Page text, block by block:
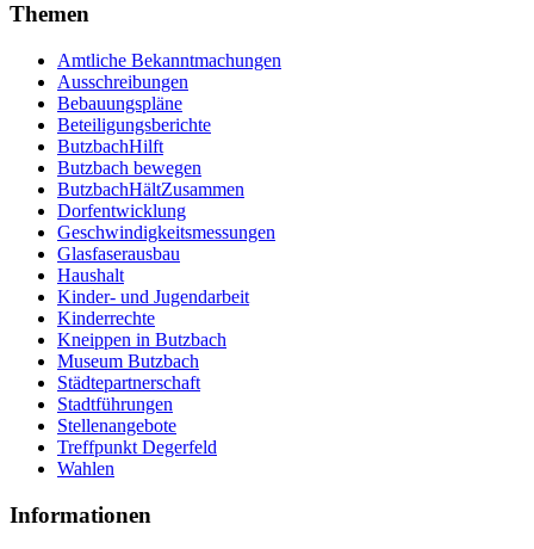
Themen
Amtliche Bekanntmachungen
Ausschreibungen
Bebauungspläne
Beteiligungsberichte
ButzbachHilft
Butzbach bewegen
ButzbachHältZusammen
Dorfentwicklung
Geschwindigkeitsmessungen
Glasfaserausbau
Haushalt
Kinder- und Jugendarbeit
Kinderrechte
Kneippen in Butzbach
Museum Butzbach
Städtepartnerschaft
Stadtführungen
Stellenangebote
Treffpunkt Degerfeld
Wahlen
Informationen